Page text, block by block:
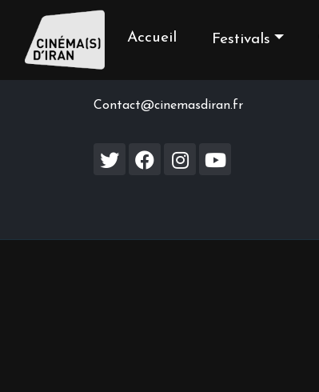
Accueil Festivals
Contact us
Contact@cinemasdiran.fr